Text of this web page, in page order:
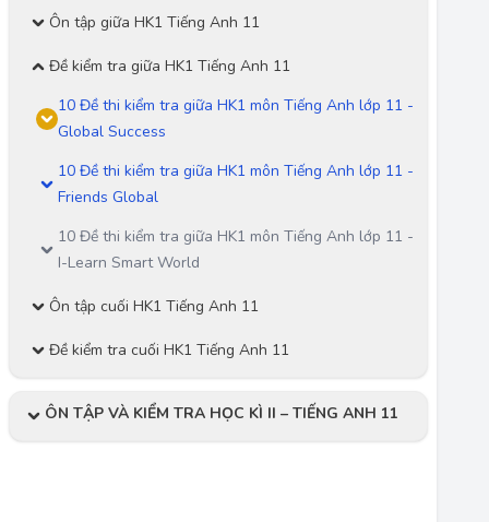
Ôn tập giữa HK1 Tiếng Anh 11
Đề kiểm tra giữa HK1 Tiếng Anh 11
10 Đề thi kiểm tra giữa HK1 môn Tiếng Anh lớp 11 -
Global Success
10 Đề thi kiểm tra giữa HK1 môn Tiếng Anh lớp 11 -
Friends Global
10 Đề thi kiểm tra giữa HK1 môn Tiếng Anh lớp 11 -
I-Learn Smart World
Ôn tập cuối HK1 Tiếng Anh 11
Đề kiểm tra cuối HK1 Tiếng Anh 11
ÔN TẬP VÀ KIỂM TRA HỌC KÌ II – TIẾNG ANH 11